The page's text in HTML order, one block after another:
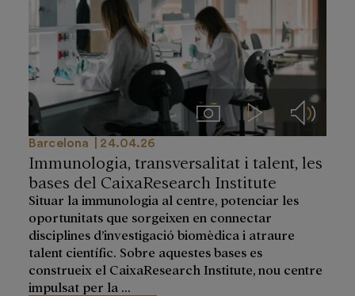
ImágenesVideos Audios
Barcelona 24.04.26
Immunologia, transversalitat i talent, les
bases del CaixaResearch Institute
Situar la immunologia al centre, potenciar les
oportunitats que sorgeixen en connectar
disciplines d’investigació biomèdica i atraure
talent científic. Sobre aquestes bases es
construeix el CaixaResearch Institute, nou centre
impulsat per la ...